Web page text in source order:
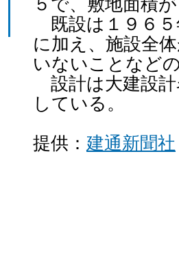
５で、敷地面積
既設は１９６５
に加え、施設全
いないことなど
設計は大建設計
している。
提供： 建通新聞社